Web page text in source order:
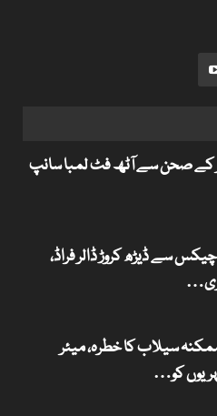
کے صحن سے آٹھ فٹ لمبا سانپ
سے ڈیڑھ کروڑ ڈالر فراڈ،
سیلاب کا خطرہ، میئر
کو…